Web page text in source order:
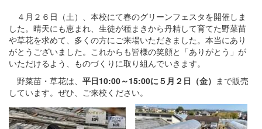
４月２６日（土）、本校にて春のグリーンフェスタを開催しま
した。晴天にも恵まれ、生徒が種まきから丹精して育てた野菜苗
や草花を求めて、多くの方にご来場いただきました。本当にあり
がとうございました。これからも皆様の笑顔と「ありがとう」が
いただけるよう、ものづくりに取り組んでいきます。
野菜苗・草花は、 平日10:00～15:00に５月２日（金） まで販売
しています。ぜひ、ご来校ください。